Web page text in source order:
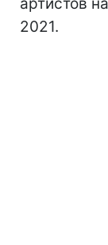
2021.